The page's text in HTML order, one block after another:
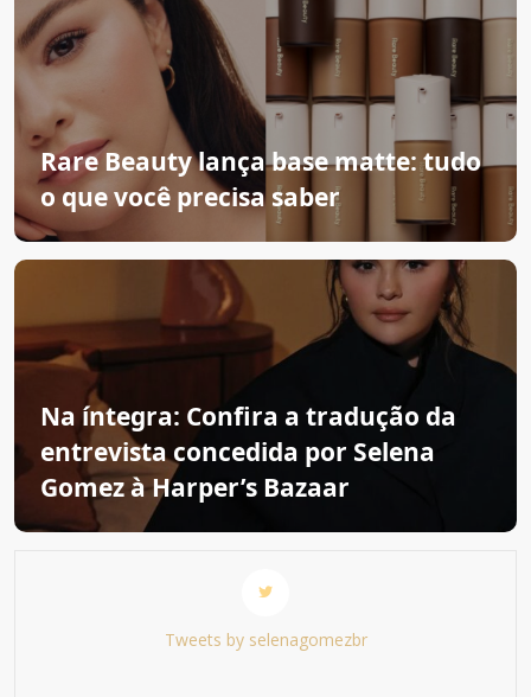
Rare Beauty lança base matte: tudo
o que você precisa saber
Na íntegra: Confira a tradução da
entrevista concedida por Selena
Gomez à Harper’s Bazaar
Tweets by selenagomezbr